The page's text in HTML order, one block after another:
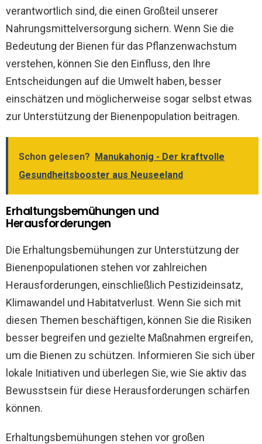
verantwortlich sind, die einen Großteil unserer
Nahrungsmittelversorgung sichern. Wenn Sie die
Bedeutung der Bienen für das Pflanzenwachstum
verstehen, können Sie den Einfluss, den Ihre
Entscheidungen auf die Umwelt haben, besser
einschätzen und möglicherweise sogar selbst etwas
zur Unterstützung der Bienenpopulation beitragen.
Schon gelesen? Manukahonig - Der kraftvolle
Gesundheitsbooster aus Neuseeland
Erhaltungsbemühungen und
Herausforderungen
Die Erhaltungsbemühungen zur Unterstützung der
Bienenpopulationen stehen vor zahlreichen
Herausforderungen, einschließlich Pestizideinsatz,
Klimawandel und Habitatverlust. Wenn Sie sich mit
diesen Themen beschäftigen, können Sie die Risiken
besser begreifen und gezielte Maßnahmen ergreifen,
um die Bienen zu schützen. Informieren Sie sich über
lokale Initiativen und überlegen Sie, wie Sie aktiv das
Bewusstsein für diese Herausforderungen schärfen
können.
Erhaltungsbemühungen stehen vor großen